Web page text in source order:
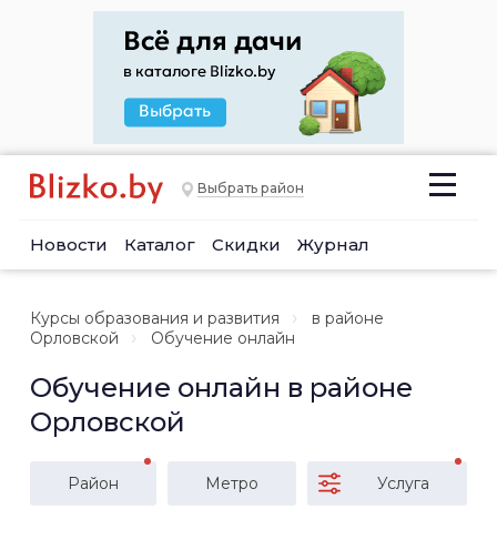
Выбрать район
Новости Каталог Скидки Журнал
Курсы образования и развития
в районе
Орловской
Обучение онлайн
Обучение онлайн в районе
Орловской
Район Метро Услуга